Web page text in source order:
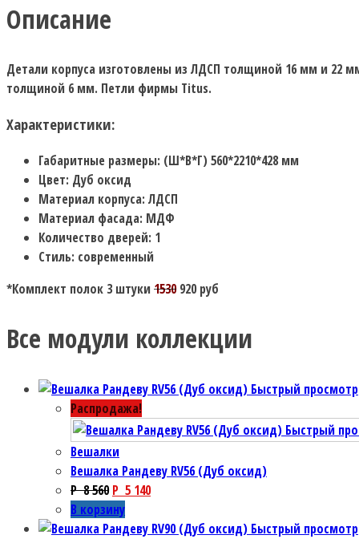
Описание
Детали корпуса изготовлены из ЛДСП толщиной 16 мм и
толщиной 6 мм. Петли фирмы Titus.
Характеристики:
Габаритные размеры: (Ш*В*Г) 560*2210*428 мм
Цвет: Дуб оксид
Материал корпуса: ЛДСП
Материал фасада: МДФ
Количество дверей: 1
Стиль: современный
*Комплект полок 3 штуки1530920 руб
Все модули коллекции
Быстрый просмотр
Распродажа!
Быстрый
Вешалки
Вешалка Рандеву RV56 (Дуб оксид)
P8 560 P 5 140
В корзину
Быстрый просмотр